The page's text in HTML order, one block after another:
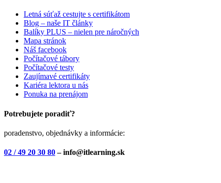
Letná súťaž cestujte s certifikátom
Blog – naše IT články
Balíky PLUS – nielen pre náročných
Mapa stránok
Náš facebook
Počítačové tábory
Počítačové testy
Zaujímavé certifikáty
Kariéra lektora u nás
Ponuka na prenájom
Potrebujete poradiť?
poradenstvo, objednávky a informácie:
02 / 49 20 30 80– info@itlearning.sk